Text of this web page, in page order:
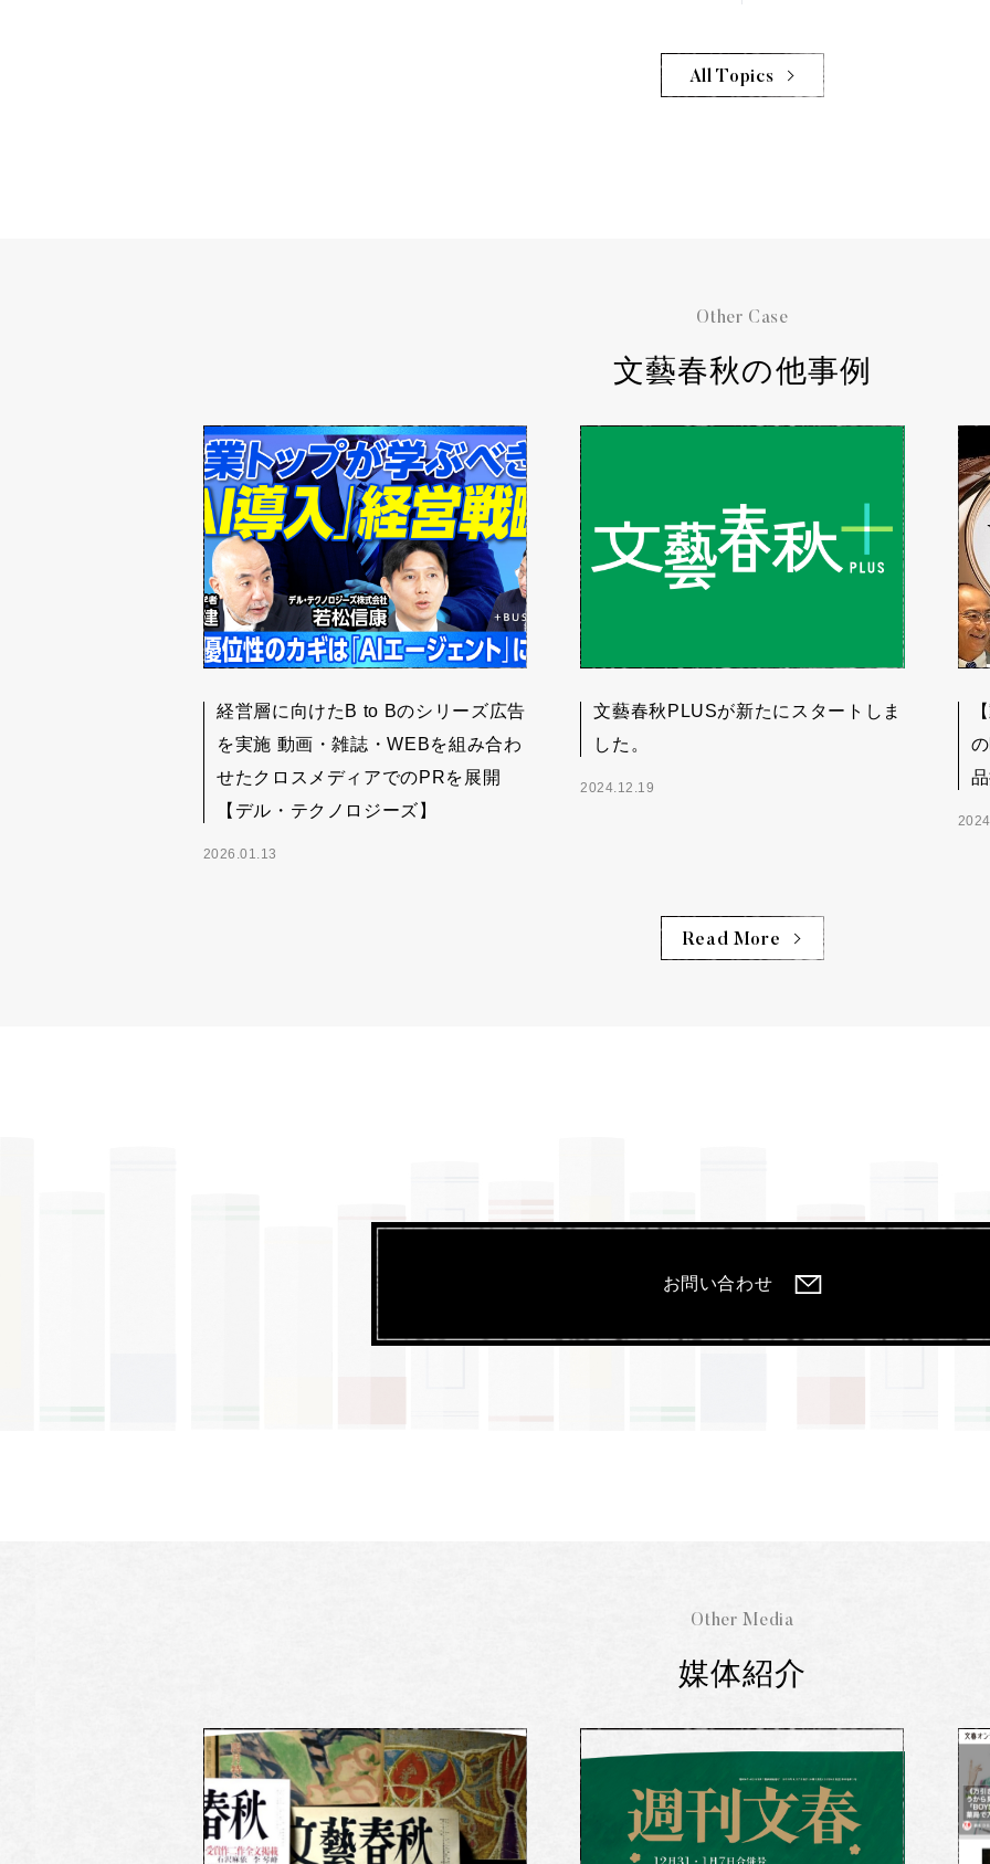
All Topics
Other Case
文藝春秋の他事例
経営層に向けたB to Bのシリーズ広告
を実施 動画・雑誌・WEBを組み合わ
せたクロスメディアでのPRを展開
【デル・テクノロジーズ】
2026.01.13
文藝春秋PLUSが新たにスタートしま
した。
2024.12.19
Read More
お問い合わせ
Other Media
媒体紹介